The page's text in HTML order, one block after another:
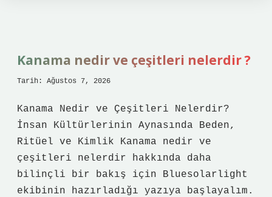
Işığı
Hikayeleri
Yazılar
Kanama nedir ve çeşitleri nelerdir ?
Tarih: Ağustos 7, 2026
Kanama Nedir ve Çeşitleri Nelerdir?
İnsan Kültürlerinin Aynasında Beden,
Ritüel ve Kimlik Kanama nedir ve
çeşitleri nelerdir hakkında daha
bilinçli bir bakış için Bluesolarlight
ekibinin hazırladığı yazıya başlayalım.